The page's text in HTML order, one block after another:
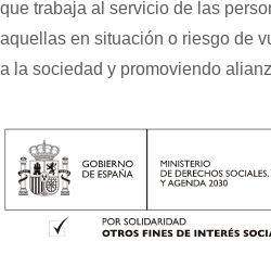
que trabaja al servicio de las
aquellas en situación o riesgo de
a la sociedad y promoviendo